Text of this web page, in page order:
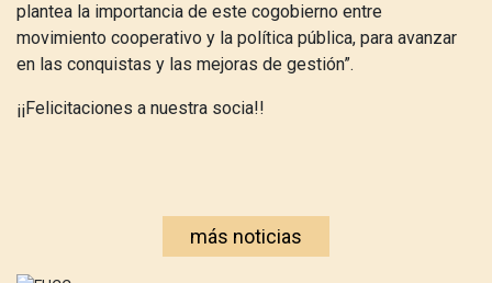
plantea la importancia de este cogobierno entre
movimiento cooperativo y la política pública, para avanzar
en las conquistas y las mejoras de gestión”.
¡¡Felicitaciones a nuestra socia!!
más noticias